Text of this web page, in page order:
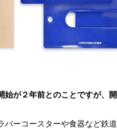
が２年前とのことですが、開
ーコースターや食器など鉄道